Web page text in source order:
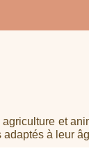
et
à leur